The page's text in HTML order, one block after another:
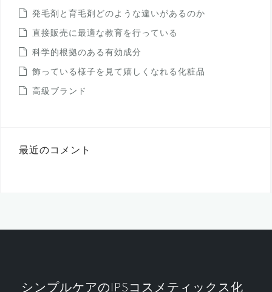
発毛剤と育毛剤どのような違いがあるのか
直接販売に最適な教育を行っている
科学的根拠のある有効成分
飾っている様子を見て嬉しくなれる化粧品
高級ブランド
最近のコメント
シンプルケアのIPSコスメティックス化